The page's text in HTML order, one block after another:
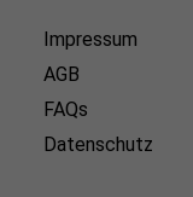
Impressum
AGB
FAQs
Datenschutz